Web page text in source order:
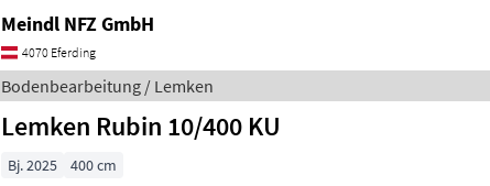
Meindl NFZ GmbH
4070 Eferding
Bodenbearbeitung / Lemken
Lemken Rubin 10/400 KU
Bj. 2025 400 cm